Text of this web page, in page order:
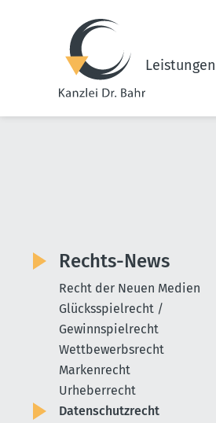
Leistungen
Rechts-News
Recht der Neuen Medien
Glücksspielrecht /
Gewinnspielrecht
Wettbewerbsrecht
Markenrecht
Urheberrecht
Datenschutzrecht